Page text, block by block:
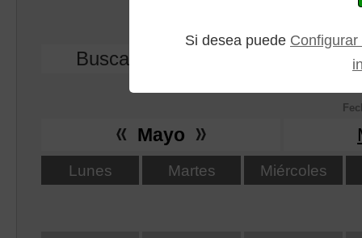
Si desea puede
Buscar:
Mayo
Lunes Martes Miércoles